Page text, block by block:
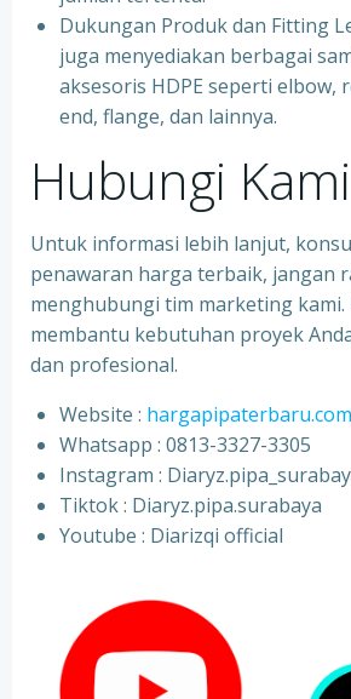
Dukungan Produk dan Fitting
juga menyediakan berbagai
aksesoris HDPE seperti elbow,
end, flange, dan lainnya.
Hubungi Kami
Untuk informasi lebih lanjut,
penawaran harga terbaik, jangan
menghubungi tim marketing kami.
membantu kebutuhan proyek
dan profesional.
Website : hargapipaterbaru.com
Whatsapp : 0813-3327-3305
⁠Instagram :
⁠Tiktok : Diaryz.pipa.surabaya
⁠Youtube : Diarizqi official